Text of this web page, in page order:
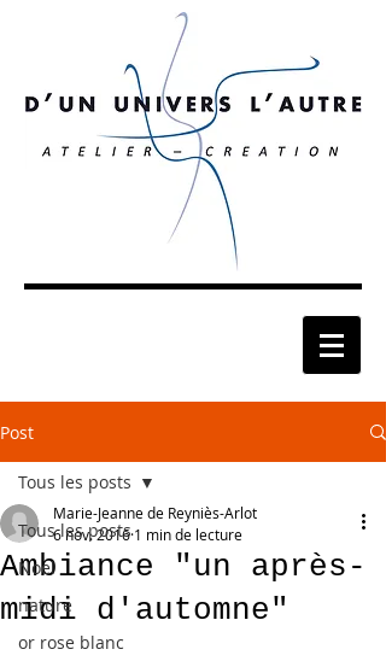
Post
Tous les posts
Noel
nature
or rose blanc
Tous les posts
Ambiance "un après-
midi d'automne"
Marie-Jeanne de Reyniès-Arlot
6 nov. 2016 1 min de lecture